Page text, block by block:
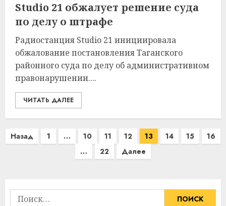
Studio 21 обжалует решение суда
по делу о штрафе
Радиостанция Studio 21 инициировала
обжалование постановления Таганского
районного суда по делу об административном
правонарушении....
ЧИТАТЬ ДАЛЕЕ
Пагинация
Назад 1 … 10 11 12 13 14 15
16
…
22 Далее
Найти: